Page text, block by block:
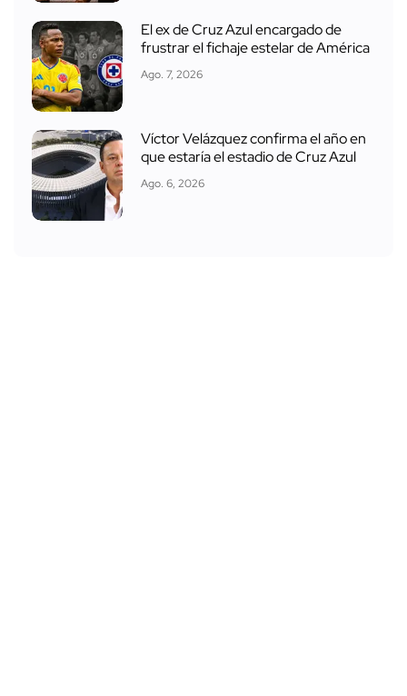
El ex de Cruz Azul encargado de
frustrar el fichaje estelar de América
Ago. 7, 2026
Víctor Velázquez confirma el año en
que estaría el estadio de Cruz Azul
Ago. 6, 2026